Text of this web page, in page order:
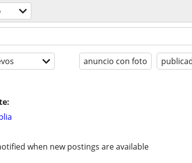
anuncio con foto
when new postings are available